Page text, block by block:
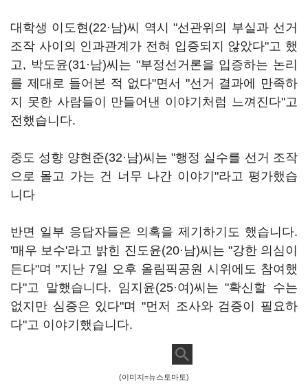
대학생 이도현(22·남)씨 역시 "선관위의 부실과 선거
조작 사이의 인과관계가 전혀 입증되지 않았다"고 했
고, 박도윤(31·남)씨는 "부정선거론을 입증하는 논리
를 제대로 들어본 적 없다"면서 "선거 결과에 만족하
지 못한 사람들이 만들어낸 이야기처럼 느껴진다"고
전했습니다.
중도 성향 양현준(32·남)씨는 "행정 실수를 선거 조작
으로 몰고 가는 건 너무 나간 이야기"라고 평가했습
니다
반면 일부 응답자들은 의혹을 제기하기도 했습니다.
'매우 보수'라고 밝힌 진도윤(20·남)씨는 "강한 의심이
든다"며 "지난 7일 오후 올림픽공원 시위에도 참여했
다"고 말했습니다. 임지윤(25·여)씨는 "확신할 수는
없지만 심증은 있다"며 "먼저 조사와 검증이 필요하
다"고 이야기했습니다.
(이미지=뉴스토마토)